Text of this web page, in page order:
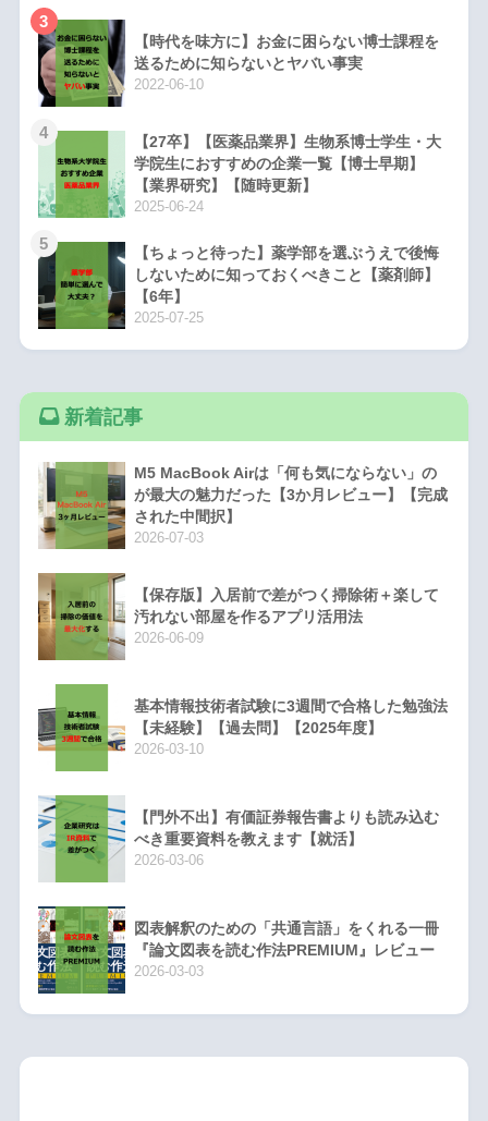
3
【時代を味方に】お金に困らない博士課程を
送るために知らないとヤバい事実
2022-06-10
4
【27卒】【医薬品業界】生物系博士学生・大
学院生におすすめの企業一覧【博士早期】
【業界研究】【随時更新】
2025-06-24
5
【ちょっと待った】薬学部を選ぶうえで後悔
しないために知っておくべきこと【薬剤師】
【6年】
2025-07-25
新着記事
M5 MacBook Airは「何も気にならない」の
が最大の魅力だった【3か月レビュー】【完成
された中間択】
2026-07-03
【保存版】入居前で差がつく掃除術＋楽して
汚れない部屋を作るアプリ活用法
2026-06-09
基本情報技術者試験に3週間で合格した勉強法
【未経験】【過去問】【2025年度】
2026-03-10
【門外不出】有価証券報告書よりも読み込む
べき重要資料を教えます【就活】
2026-03-06
図表解釈のための「共通言語」をくれる一冊
『論文図表を読む作法PREMIUM』レビュー
2026-03-03